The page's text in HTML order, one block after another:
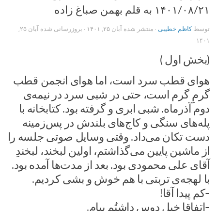
۱۴۰۱/۰۸/۲۱ به قلم بهمن صباغ زاده
توسطکاظم خطیبی · منتشر شده آبان ۲۵, ۱۴۰۱ · بروزرسانی شده
آبان ۲۵,
۱۴۰۱
(بخش اول )
هوای قطب سرد است،‌ اما هوای انجمن قطب
گرمِ گرم است، حتی در شبی سرد در نیمه‌ی
دوم آذرماه. شبی ابری و گرفته بود. کتابخانه با
پله‌های سنگی و کاج‌های بلندش در پس‌زمینه
دست تکان می‌داد. وقتی وسایل صوتی جلسه را
از ماشین پایین می‌گذاشتم، اولین لبخند، لبخندِ
آقای علی محمودی بود. بعد از مدت‌ها آمده بود.
با لهجه‌ی تربتی با هم خوش و بشی کردیم.
-کم پیدا آقا!
-اتفاقا خیلِ دوس داشتُم بیام.